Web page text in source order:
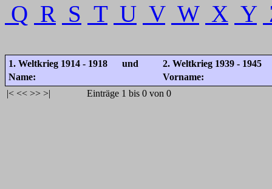
Q R S T U V W X Y
1. Weltkrieg 1914 - 1918 und
2. Weltkrieg 1939 - 1945
Name:
Vorname:
|< << >> >| Einträge 1 bis 0 von 0